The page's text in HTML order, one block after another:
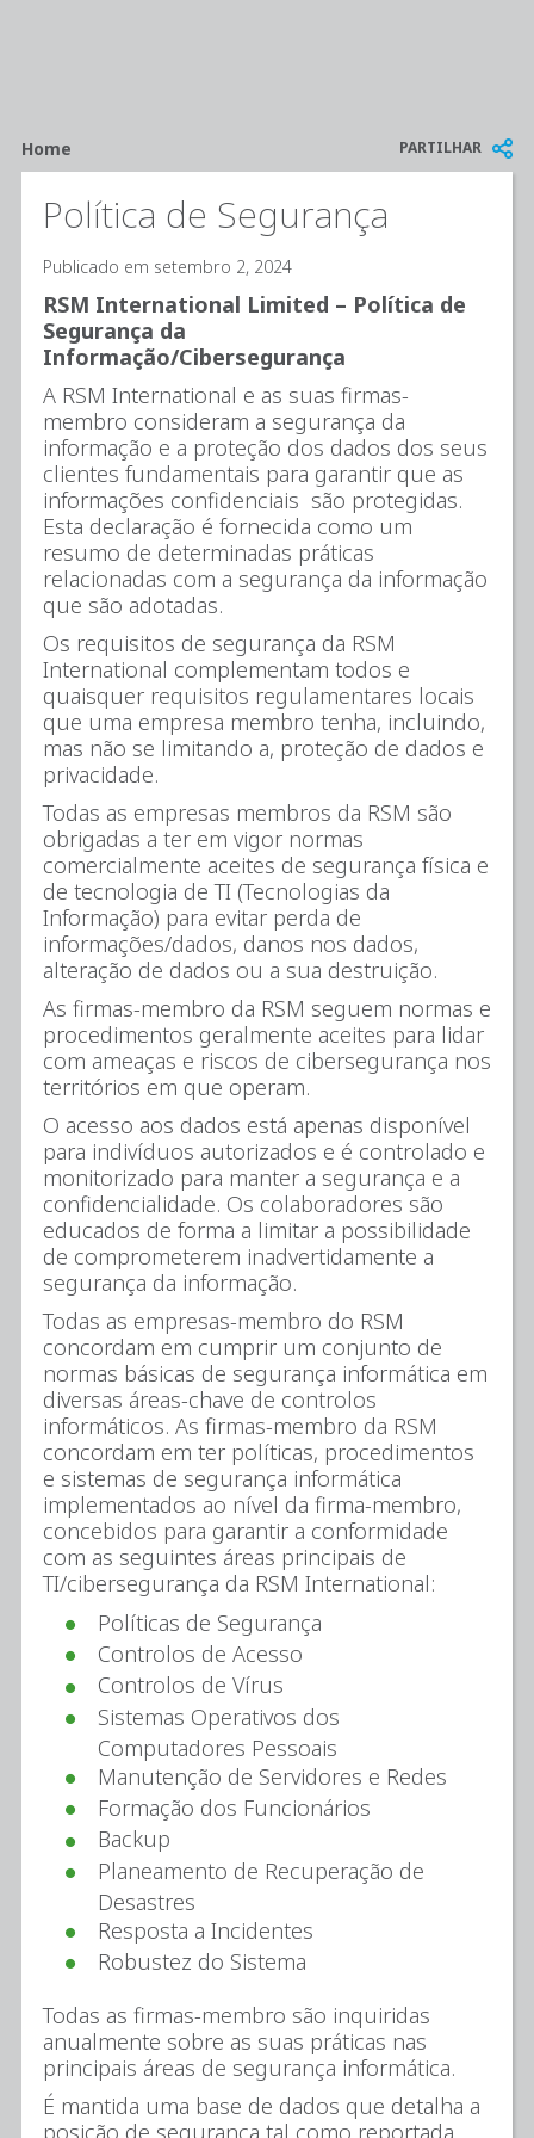
Breadcrumb
Home PARTILHAR
Política de Segurança
Publicado em setembro 2, 2024
RSM International Limited – Política de
Segurança da
Informação/Cibersegurança
A RSM International e as suas firmas-
membro consideram a segurança da
informação e a proteção dos dados dos seus
clientes fundamentais para garantir que as
informações confidenciais são protegidas.
Esta declaração é fornecida como um
resumo de determinadas práticas
relacionadas com a segurança da informação
que são adotadas.
Os requisitos de segurança da RSM
International complementam todos e
quaisquer requisitos regulamentares locais
que uma empresa membro tenha, incluindo,
mas não se limitando a, proteção de dados e
privacidade.
Todas as empresas membros da RSM são
obrigadas a ter em vigor normas
comercialmente aceites de segurança física e
de tecnologia de TI (Tecnologias da
Informação) para evitar perda de
informações/dados, danos nos dados,
alteração de dados ou a sua destruição.
As firmas-membro da RSM seguem normas e
procedimentos geralmente aceites para lidar
com ameaças e riscos de cibersegurança nos
territórios em que operam.
O acesso aos dados está apenas disponível
para indivíduos autorizados e é controlado e
monitorizado para manter a segurança e a
confidencialidade. Os colaboradores são
educados de forma a limitar a possibilidade
de comprometerem inadvertidamente a
segurança da informação.
Todas as empresas-membro do RSM
concordam em cumprir um conjunto de
normas básicas de segurança informática em
diversas áreas-chave de controlos
informáticos. As firmas-membro da RSM
concordam em ter políticas, procedimentos
e sistemas de segurança informática
implementados ao nível da firma-membro,
concebidos para garantir a conformidade
com as seguintes áreas principais de
TI/cibersegurança da RSM International:
Políticas de Segurança
Controlos de Acesso
Controlos de Vírus
Sistemas Operativos dos
Computadores Pessoais
Manutenção de Servidores e Redes
Formação dos Funcionários
Backup
Planeamento de Recuperação de
Desastres
Resposta a Incidentes
Robustez do Sistema
Todas as firmas-membro são inquiridas
anualmente sobre as suas práticas nas
principais áreas de segurança informática.
É mantida uma base de dados que detalha a
posição de segurança tal como reportada